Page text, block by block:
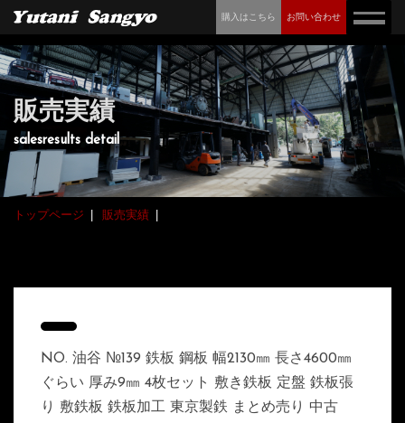
購入はこちら お問い合わせ
販売実績
salesresults detail
トップページ 販売実績
NO. 油谷 №139 鉄板 鋼板 幅2130㎜ 長さ4600㎜
ぐらい 厚み9㎜ 4枚セット 敷き鉄板 定盤 鉄板張
り 敷鉄板 鉄板加工 東京製鉄 まとめ売り 中古